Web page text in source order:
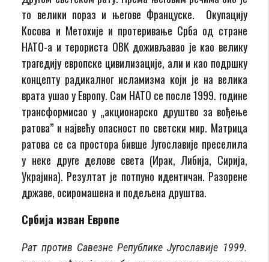
то велики пораз и његове Француске. Окупацију
Косова и Метохије и протеривање Срба од стране
НАТО-а и терориста ОВК доживљавао је као велику
трагедију европске цивилизације, али и као подршку
концепту радикалног исламизма који је на велика
врата ушао у Европу. Сам НАТО се после 1999. године
трансформисао у „акционарско друштво за вођење
ратова” и највећу опасност по светски мир. Матрица
ратова се са простора бивше Југославије преселила
у неке друге делове света (Ирак, Либија, Сирија,
Украјина). Резултат је потпуно идентичан. Разорене
државе, осиромашена и подељена друштва.
Србија изван Европе
Рат против Савезне Републике Југославије 1999.